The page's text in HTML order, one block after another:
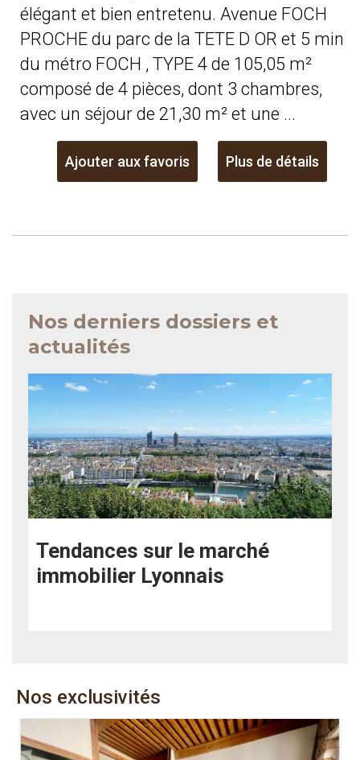
élégant et bien entretenu. Avenue FOCH
PROCHE du parc de la TETE D OR et 5 min
du métro FOCH , TYPE 4 de 105,05 m²
composé de 4 pièces, dont 3 chambres,
avec un séjour de 21,30 m² et une ...
Ajouter aux favoris Plus de détails
Nos derniers dossiers et
actualités
Tendances sur le marché
immobilier Lyonnais
Nos exclusivités